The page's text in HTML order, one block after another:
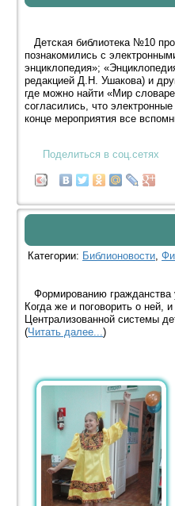
Детская библиотека №10
познакомились с
энциклопедия»;
редакцией Д.Н. Ушакова) и
где можно найти «Мир
согласились, что
конце мероприятия все
Поделиться в соц.сетях
Категории: Библионовости,
Формированию гражданства
Когда же и поговорить о ней,
Централизованной системы
(Читать далее...)